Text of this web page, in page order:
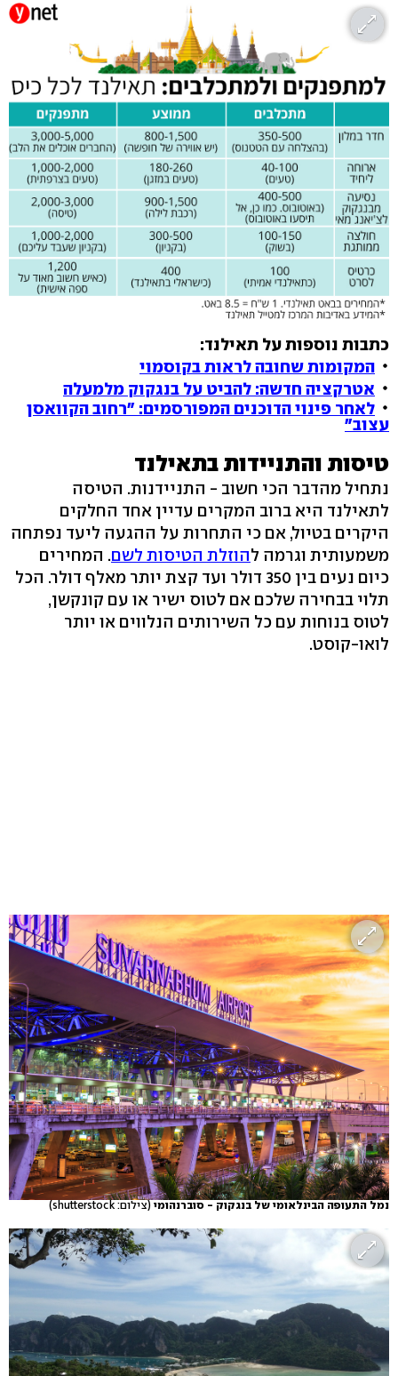
כתבות נוספות על תאילנד:
המקומות שחובה לראות בקוסמוי
אטרקציה חדשה: להביט על בנגקוק מלמעלה
לאחר פינוי הדוכנים המפורסמים: "רחוב הקוואסן
עצוב"
טיסות והתניידות בתאילנד
נתחיל מהדבר הכי חשוב - התניידנות. הטיסה
לתאילנד היא ברוב המקרים עדיין אחד החלקים
היקרים בטיול, אם כי התחרות על ההגעה ליעד נפתחה
משמעותית וגרמה להוזלת הטיסות לשם. המחירים
כיום נעים בין 350 דולר ועד קצת יותר מאלף דולר. הכל
תלוי בבחירה שלכם אם לטוס ישיר או עם קונקשן,
לטוס בנוחות עם כל השירותים הנלווים או יותר
לואו-קוסט.
נמל התעופה הבינלאומי של בנגקוק - סוברנהומי (צילום: shutterstock)